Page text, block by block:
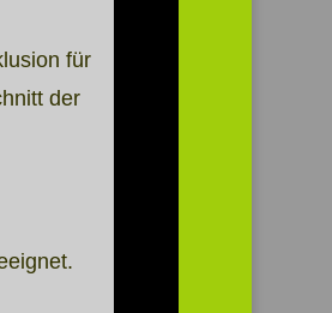
für
der